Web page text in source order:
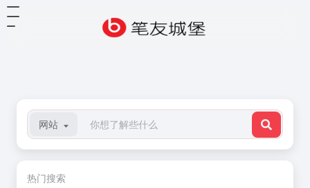
网站
热门搜索